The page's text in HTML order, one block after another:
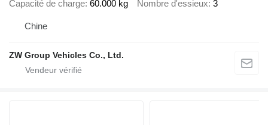
Capacité de charge 60.000 kg Nombre d'essieux 3
Chine
ZW Group Vehicles Co., Ltd.